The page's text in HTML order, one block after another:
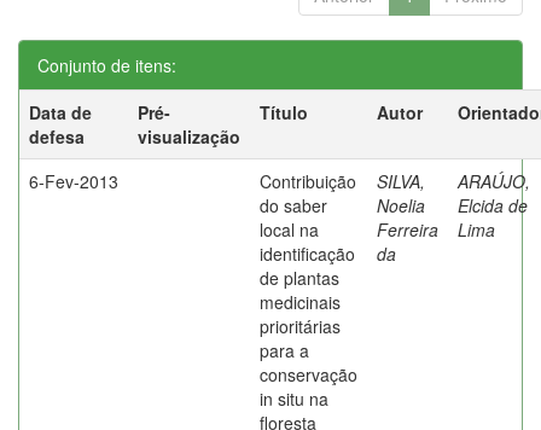
Conjunto de itens:
Data de
defesa
Pré-
visualização
Título Autor
6-Fev-2013
Contribuição
do saber
local na
identificação
de plantas
medicinais
prioritárias
para a
conservação
in situ na
floresta
SILVA,
Noelia
Ferreira
da
ARAÚJO,
Elcida de
Lima